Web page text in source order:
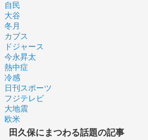
自民
大谷
冬月
カブス
ドジャース
今永昇太
熱中症
冷感
日刊スポーツ
フジテレビ
大地震
欧米
田久保にまつわる話題の記事